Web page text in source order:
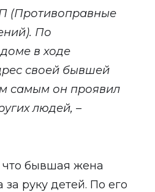
(Противоправные
По
в ходе
своей бывшей
самым он проявил
людей, –
что бывшая жена
руку детей. По его